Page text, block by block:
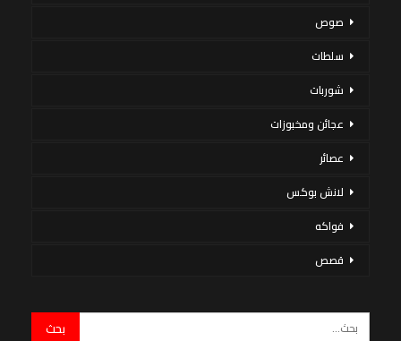
صوص
سلطات
شوربات
عجائن ومخبوزات
عصائر
لانش بوكس
فواكه
قصص